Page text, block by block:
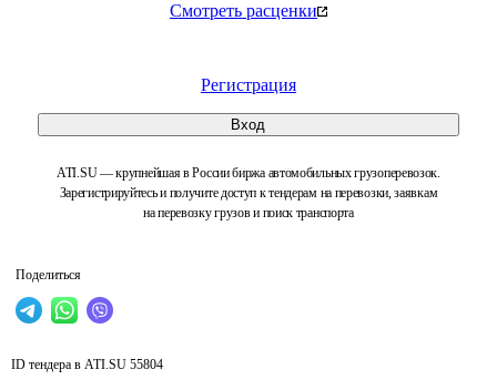
Смотреть расценки
Регистрация
Вход
ATI.SU — крупнейшая в России биржа автомобильных грузоперевозок.
Зарегистрируйтесь и получите доступ к тендерам на перевозки, заявкам
на перевозку грузов и поиск транспорта
Поделиться
ID тендера в ATI.SU 55804